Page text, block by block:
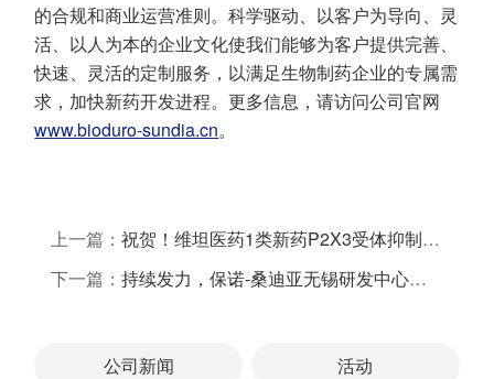
的合规和商业运营准则。科学驱动、以客户为导向、灵
活、以人为本的企业文化使我们能够为客户提供完善、
快速、灵活的定制服务，以满足生物制药企业的专属需
求，加快新药开发进程。更多信息，请访问公司官网
www.bioduro-sundia.cn。
上一篇：祝贺！维坦医药1类新药P2X3受体抑制剂获临床试验默示许可！
下一篇：持续发力，保诺-桑迪亚无锡研发中心顺利取得辐射安全许可证
公司新闻 活动